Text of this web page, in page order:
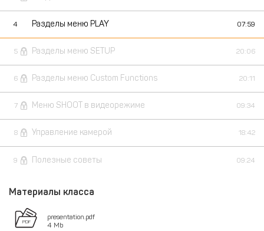
4 Разделы меню PLAY 07:59
5 Разделы меню SETUP 20:06
6 Разделы меню Custom Functions 20:11
7 Меню SHOOT в видеорежиме 09:34
8 Управление камерой 18:42
9 Полезные советы 09:24
Материалы класса
presentation.pdf
4 Mb